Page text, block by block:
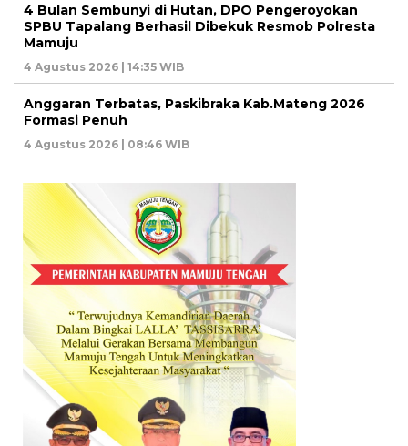
4 Bulan Sembunyi di Hutan, DPO Pengeroyokan
SPBU Tapalang Berhasil Dibekuk Resmob Polresta
Mamuju
4 Agustus 2026 | 14:35 WIB
Anggaran Terbatas, Paskibraka Kab.Mateng 2026
Formasi Penuh
4 Agustus 2026 | 08:46 WIB